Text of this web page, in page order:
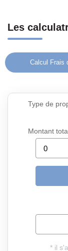
Les
Calcul Frais